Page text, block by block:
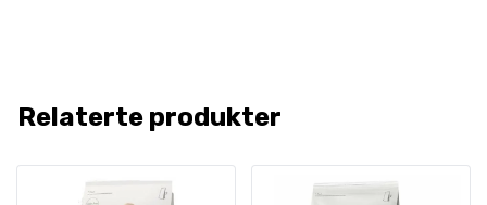
Relaterte produkter